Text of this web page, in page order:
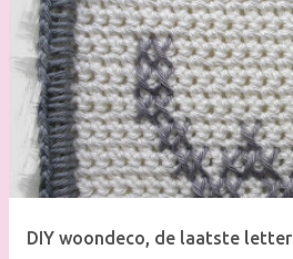
DIY woondeco, de laatste letter